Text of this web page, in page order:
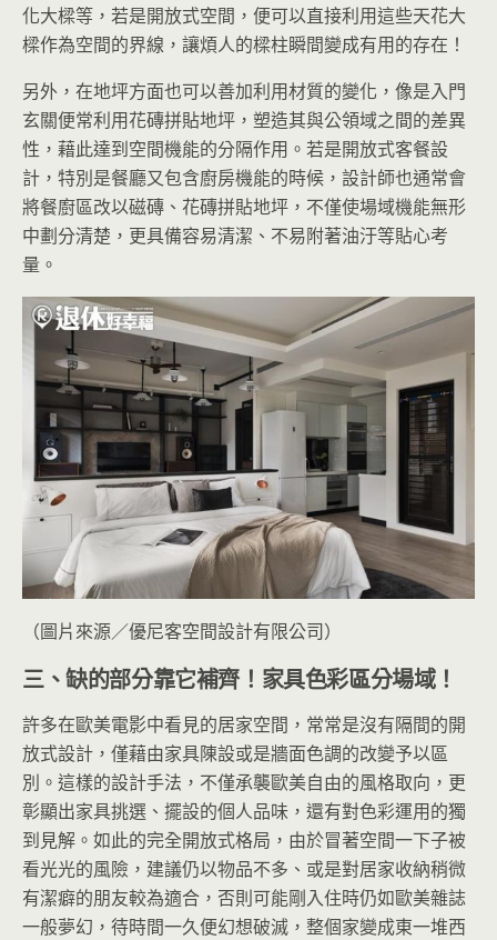
化大樑等，若是開放式空間，便可以直接利用這些天花大
樑作為空間的界線，讓煩人的樑柱瞬間變成有用的存在！
另外，在地坪方面也可以善加利用材質的變化，像是入門
玄關便常利用花磚拼貼地坪，塑造其與公領域之間的差異
性，藉此達到空間機能的分隔作用。若是開放式客餐設
計，特別是餐廳又包含廚房機能的時候，設計師也通常會
將餐廚區改以磁磚、花磚拼貼地坪，不僅使場域機能無形
中劃分清楚，更具備容易清潔、不易附著油汙等貼心考
量。
（圖片來源／優尼客空間設計有限公司）
三、缺的部分靠它補齊！家具色彩區分場域！
許多在歐美電影中看見的居家空間，常常是沒有隔間的開
放式設計，僅藉由家具陳設或是牆面色調的改變予以區
別。這樣的設計手法，不僅承襲歐美自由的風格取向，更
彰顯出家具挑選、擺設的個人品味，還有對色彩運用的獨
到見解。如此的完全開放式格局，由於冒著空間一下子被
看光光的風險，建議仍以物品不多、或是對居家收納稍微
有潔癖的朋友較為適合，否則可能剛入住時仍如歐美雜誌
一般夢幻，待時間一久便幻想破滅，整個家變成東一堆西